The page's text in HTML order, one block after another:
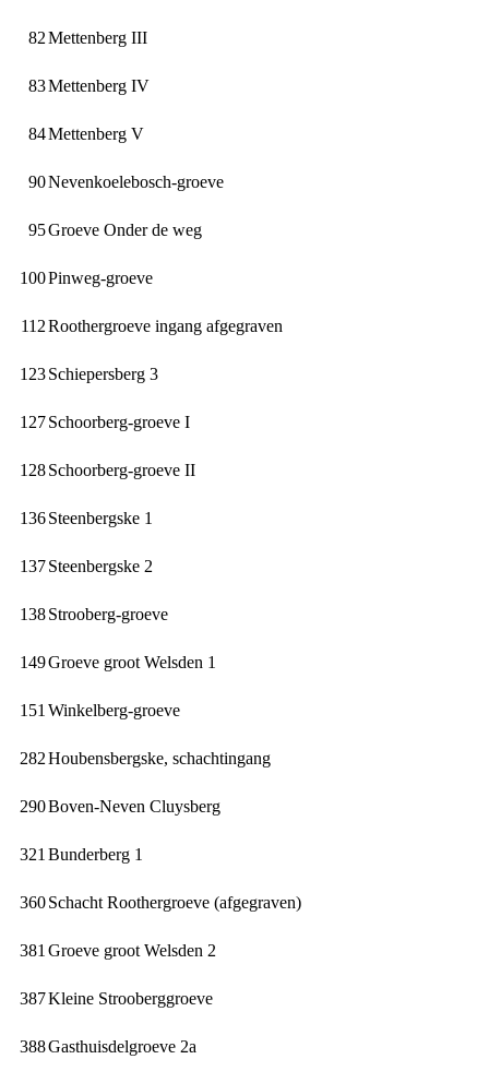
82Mettenberg III
83Mettenberg IV
84Mettenberg V
90Nevenkoelebosch-groeve
95Groeve Onder de weg
100Pinweg-groeve
112Roothergroeve ingang afgegraven
123Schiepersberg 3
127Schoorberg-groeve I
128Schoorberg-groeve II
136Steenbergske 1
137Steenbergske 2
138Strooberg-groeve
149Groeve groot Welsden 1
151 Winkelberg-groeve
282Houbensbergske, schachtingang
290Boven-Neven Cluysberg
321 Bunderberg 1
360Schacht Roothergroeve (afgegraven)
381 Groeve groot Welsden 2
387Kleine Strooberggroeve
388Gasthuisdelgroeve 2a